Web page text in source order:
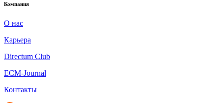
Компания
О нас
Карьера
Directum Club
ECM-Journal
Контакты